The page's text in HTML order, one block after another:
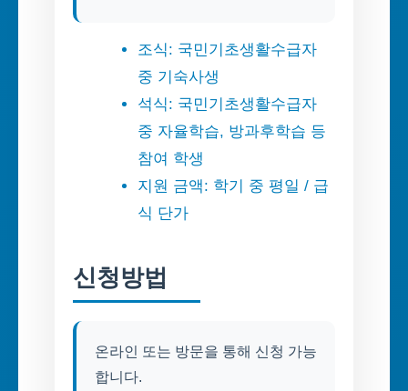
조식: 국민기초생활수급자
중 기숙사생
석식: 국민기초생활수급자
중 자율학습, 방과후학습 등
참여 학생
지원 금액: 학기 중 평일 / 급
식 단가
신청방법
온라인 또는 방문을 통해 신청 가능
합니다.